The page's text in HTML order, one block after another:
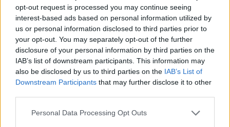
opt-out request is processed you may continue seeing
interest-based ads based on personal information utilized by
us or personal information disclosed to third parties prior to
your opt-out. You may separately opt-out of the further
disclosure of your personal information by third parties on the
IAB’s list of downstream participants. This information may
also be disclosed by us to third parties on the IAB’s List of
Downstream Participants that may further disclose it to other
Personal Data Processing Opt Outs